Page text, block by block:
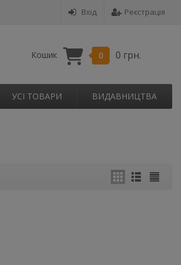
Вхід Реєстрація
Кошик 0 0 грн.
УСІ ТОВАРИ ВИДАВНИЦТВА